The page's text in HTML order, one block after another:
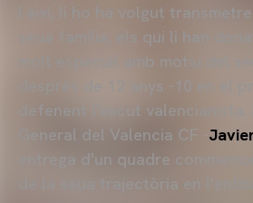
I així, li ho ha volgut
seua família, els qui li han
molt especial amb motiu del
després de 12 anys -10 en el
defenent l'escut
General del Valencia CF -
entrega d'un quadre
de la seua trajectòria en